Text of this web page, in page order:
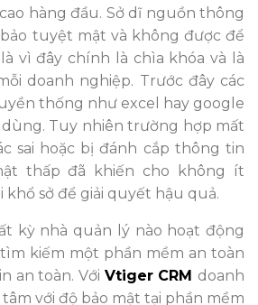
hàng đầu. Sở dĩ nguồn thông
tuyệt mật và không được để
vì đây chính là chìa khóa và là
doanh nghiệp. Trước đây các
thống như excel hay google
Tuy nhiên trường hợp mất
sai hoặc bị đánh cắp thông tin
thấp đã khiến cho không ít
khổ sở để giải quyết hậu quả.
kỳ nhà quản lý nào hoạt động
kiếm một phần mềm an toàn
an toàn. Với Vtiger CRM doanh
với độ bảo mật tại phần mềm